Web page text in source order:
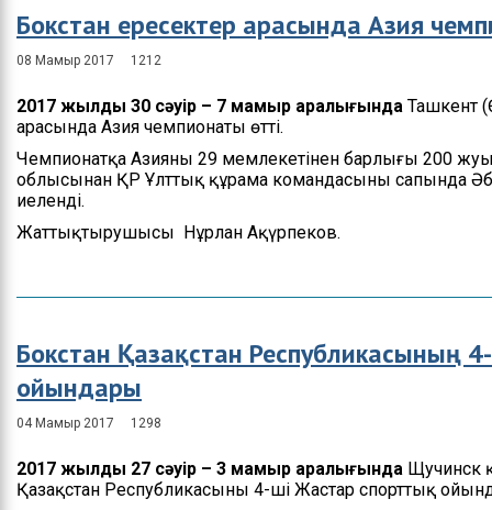
Бокстан ересектер арасында Азия
08 Мамыр 2017 1212
2017 жылдың 30 сәуір – 7 мамыр аралығында Ташкент
арасында Азия чемпионаты өтті.
Чемпионатқа Азияның 29 мемлекетінен барлығы 200
облысынан ҚР Ұлттық құрама командасының сапында
иеленді.
Жаттықтырушысы Нұрлан Ақүрпеков.
Бокстан Қазақстан Республикасының
ойындары
04 Мамыр 2017 1298
2017 жылдың 27 сәуір – 3 мамыр аралығында Щучинск
Қазақстан Республикасының 4-ші Жастар спорттық